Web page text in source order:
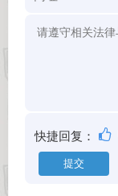
快捷回复：